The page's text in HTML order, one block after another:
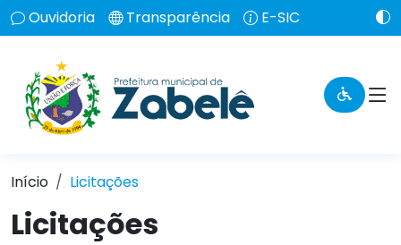
Ouvidoria Transparência E-SIC
Início Licitações
Licitações